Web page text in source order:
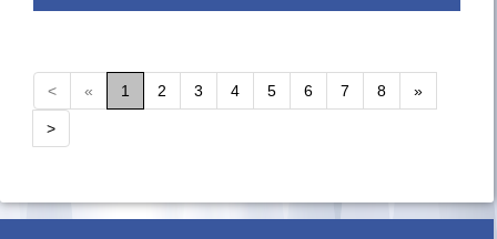
< « 1 2 3 4 5 6 7 8 »
>